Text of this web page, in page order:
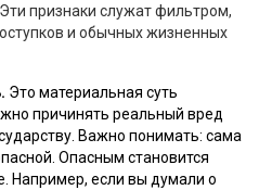
признаки служат фильтром,
и обычных жизненных
Это материальная суть
причинять реальный вред
Важно понимать: сама
Опасным становится
Например, если вы думали о